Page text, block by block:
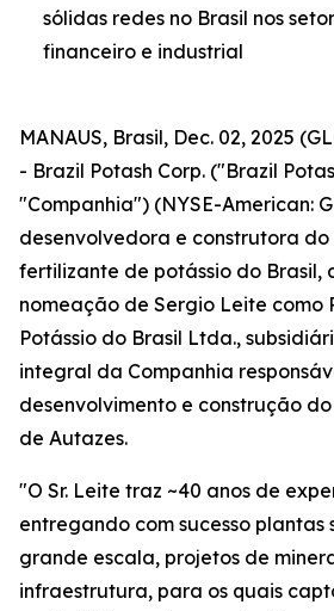
sólidas redes no Brasil nos
financeiro e industrial
MANAUS, Brasil, Dec. 02, 2025
- Brazil Potash Corp. ("Brazil
"Companhia") (NYSE-American:
desenvolvedora e construtora
fertilizante de potássio do Brasil,
nomeação de Sergio Leite como
Potássio do Brasil Ltda.,
integral da Companhia
desenvolvimento e construção
de Autazes.
"O Sr. Leite traz ~40 anos de
entregando com sucesso plantas
grande escala, projetos de
infraestrutura, para os quais